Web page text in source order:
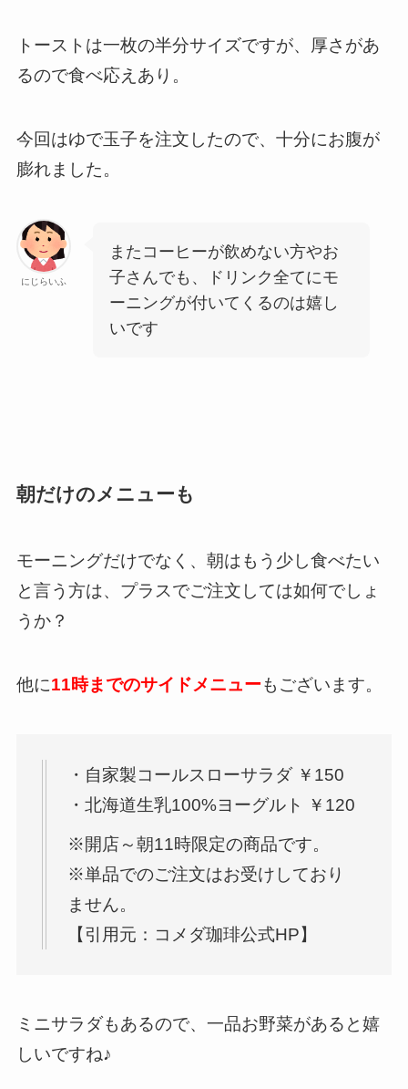
トーストは一枚の半分サイズですが、厚さがあ
るので食べ応えあり。
今回はゆで玉子を注文したので、十分にお腹が
膨れました。
にじらいふ
またコーヒーが飲めない方やお
子さんでも、ドリンク全てにモ
ーニングが付いてくるのは嬉し
いです
朝だけのメニューも
モーニングだけでなく、朝はもう少し食べたい
と言う方は、プラスでご注文しては如何でしょ
うか？
他に11時までのサイドメニューもございます。
・自家製コールスローサラダ ￥150
・北海道生乳100%ヨーグルト ￥120
※開店～朝11時限定の商品です。
※単品でのご注文はお受けしており
ません。
【引用元：コメダ珈琲公式HP】
ミニサラダもあるので、一品お野菜があると嬉
しいですね♪